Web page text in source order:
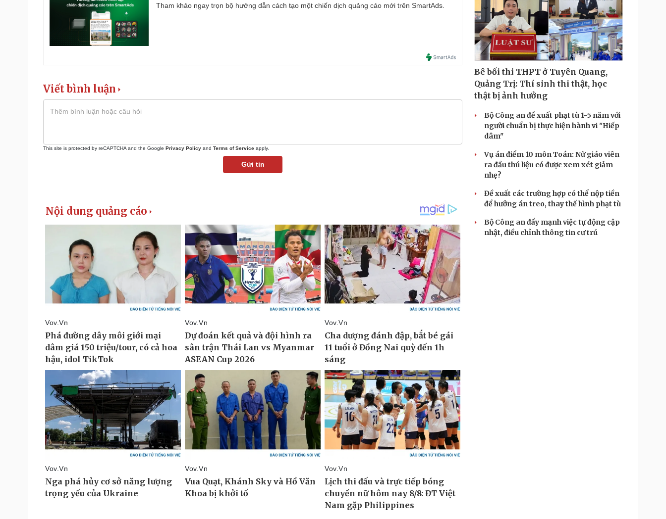
Tham khảo ngay trọn bộ hướng dẫn cách tạo một chiến dịch quảng cáo mới trên SmartAds.
Viết bình luận
This site is protected by reCAPTCHA and the Google Privacy Policy and Terms of Service apply.
Gửi tin
Bê bối thi THPT ở Tuyên Quang,
Quảng Trị: Thí sinh thi thật, học
thật bị ảnh hưởng
Bộ Công an đề xuất phạt tù 1-5 năm với
người chuẩn bị thực hiện hành vi "Hiếp
dâm"
Vụ án điểm 10 môn Toán: Nữ giáo viên
ra đầu thú liệu có được xem xét giảm
nhẹ?
Đề xuất các trường hợp có thể nộp tiền
để hưởng án treo, thay thế hình phạt tù
Bộ Công an đẩy mạnh việc tự động cập
nhật, điều chỉnh thông tin cư trú